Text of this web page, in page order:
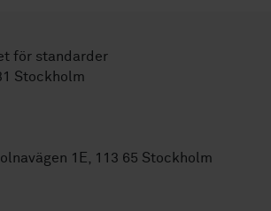
för standarder
Stockholm
1E, 113 65 Stockholm